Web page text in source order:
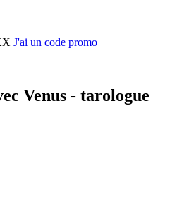
J'ai un code promo
Venus - tarologue